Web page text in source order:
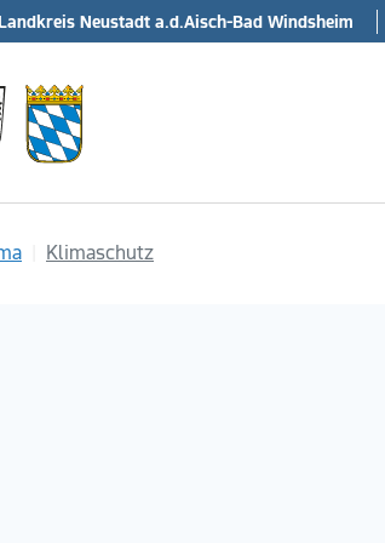
Neustadt a.d.Aisch-Bad Windsheim
Klimaschutz